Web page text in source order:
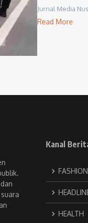
Jurnal Media
Read More
Kanal
FASHION
HEALTH